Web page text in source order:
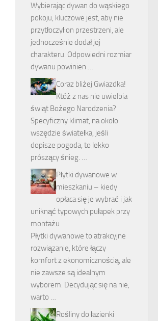
Wybierając dywan do wąskiego
pokoju, kluczowe jest, aby nie
przytłoczył on przestrzeni, ale
jednocześnie dodał jej
charakteru. Odpowiedni rozmiar
dywanu powinien …
Coraz bliżej Gwiazdka!
Któż z nas nie uwielbia
świąt Bożego Narodzenia?
Specyficzny klimat, na około
wszędzie światełka, jeśli
dopisze pogoda, to lekko
prószący śnieg. …
Płytki dywanowe w
mieszkaniu – kiedy
opłaca się je wybrać i jak
uniknąć typowych pułapek przy
montażu
Płytki dywanowe to atrakcyjne
rozwiązanie, które łączy
komfort z ekonomicznością, ale
nie zawsze są idealnym
wyborem. Decydując się na nie,
warto …
Rośliny do łazienki